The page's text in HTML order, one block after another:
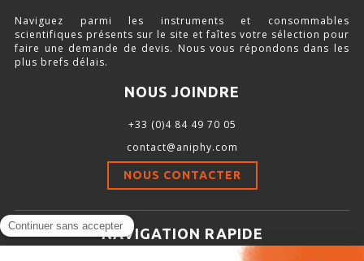
Naviguez parmi les instruments et consommables
scientifiques présents sur le site et faîtes votre sélection pour
faire une demande de devis. Nous vous répondons dans les
plus brefs délais.
NOUS JOINDRE
+33 (0)4 84 49 70 05
contact@aniphy.com
NOUS CONTACTER
NAVIGATION RAPIDE